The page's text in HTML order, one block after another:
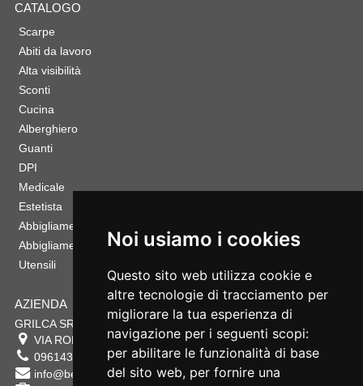
Noi usiamo i cookies
Questo sito web utilizza cookie e
altre tecnologie di tracciamento per
migliorare la tua esperienza di
navigazione per i seguenti scopi:
per abilitare le funzionalità di base
del sito web, per fornire una
CATALOGO
Scarpe
Abiti da lavoro
Alta visibilità
Sconti
Cucina
Alberghiero
Guanti
DPI
Medicale
Estetista
Abbigliamento Sportivo
Abbigliamento Bambino
Utensili
AZIENDA
GRILCA SRL
VIA ROMA 180 88054 SERSALE CZ
0961432177
info@bestsafety.it